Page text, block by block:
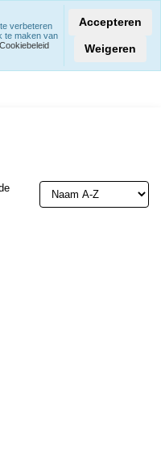
verbeteren
te maken van
Accepteren
Weigeren